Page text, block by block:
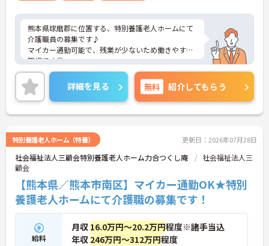
熊本県球磨郡に位置する、特別養護老人ホームにて
介護職員の募集です♪
マイカー通勤可能で、残業が少ないため働きやすい
職場です◎
あなたの経験やスキルを活かして、高齢者の皆さま
が安心して過ごせる空間づくりにチャレンジしてみ
ませんか？
ご興味ある方には、面接のポイントなど、さらに詳
細をお話致しますのでお気軽にご相談ください。
詳細を見る 無料 紹介してもらう
特別養護老人ホーム（特養） 更新日：2026年07月28日
社会福祉法人三顧会特別養護老人ホーム力合つくし庵
社会福祉法人三
顧会
【熊本県／熊本市南区】マイカー通勤OK★特別
養護老人ホームにて介護職の募集です！
給料
月収 16.0万円～20.2万円程度※諸手当込
年収 246万円～312万円程度